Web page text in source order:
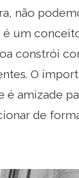
não
é um
constrói
O
é amizade
de